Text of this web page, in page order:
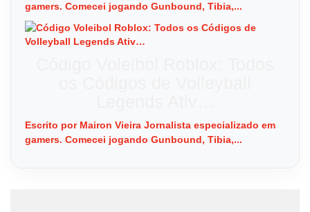
gamers. Comecei jogando Gunbound, Tibia,...
Escrito por Mairon Vieira Jornalista especializado em
gamers. Comecei jogando Gunbound, Tibia,...